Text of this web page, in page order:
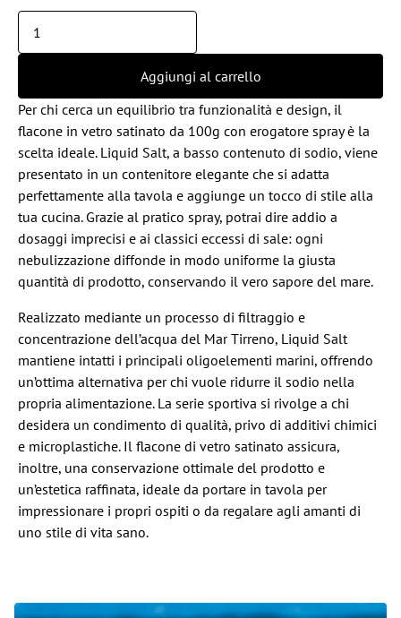
Aggiungi al carrello
Per chi cerca un equilibrio tra funzionalità e design, il
flacone in vetro satinato da 100g con erogatore spray è la
scelta ideale. Liquid Salt, a basso contenuto di sodio, viene
presentato in un contenitore elegante che si adatta
perfettamente alla tavola e aggiunge un tocco di stile alla
tua cucina. Grazie al pratico spray, potrai dire addio a
dosaggi imprecisi e ai classici eccessi di sale: ogni
nebulizzazione diffonde in modo uniforme la giusta
quantità di prodotto, conservando il vero sapore del mare.
Realizzato mediante un processo di filtraggio e
concentrazione dell’acqua del Mar Tirreno, Liquid Salt
mantiene intatti i principali oligoelementi marini, offrendo
un’ottima alternativa per chi vuole ridurre il sodio nella
propria alimentazione. La serie sportiva si rivolge a chi
desidera un condimento di qualità, privo di additivi chimici
e microplastiche. Il flacone di vetro satinato assicura,
inoltre, una conservazione ottimale del prodotto e
un’estetica raffinata, ideale da portare in tavola per
impressionare i propri ospiti o da regalare agli amanti di
uno stile di vita sano.